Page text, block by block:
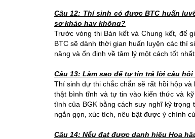
Câu 12: Thí sinh có được BTC huấn
sơ khảo hay không?
Trước vòng thi Bán kết và Chung kết, để
BTC sẽ dành thời gian huấn luyện các thí
năng và ổn định về tâm lý một cách tốt nhất.
Câu 13: Làm sao để tự tin trả lời câu
Thí sinh dự thi chắc chắn sẽ rất hồi hộp
thật bình tĩnh và tự tin vào kiến thức và
tình của BGK bằng cách suy nghĩ kỹ
ngắn gọn, xúc tích, nêu bật được ý chính
Câu 14: Nếu đạt được danh hiệu Hoa